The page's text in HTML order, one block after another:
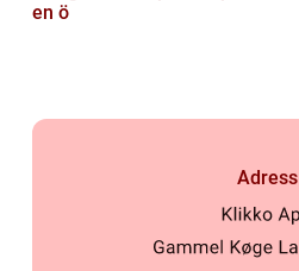
en ö
Adress